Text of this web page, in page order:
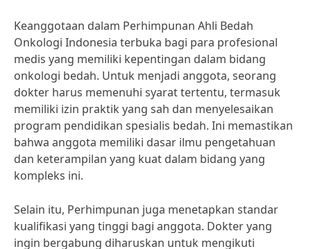
Keanggotaan dalam Perhimpunan Ahli Bedah
Onkologi Indonesia terbuka bagi para profesional
medis yang memiliki kepentingan dalam bidang
onkologi bedah. Untuk menjadi anggota, seorang
dokter harus memenuhi syarat tertentu, termasuk
memiliki izin praktik yang sah dan menyelesaikan
program pendidikan spesialis bedah. Ini memastikan
bahwa anggota memiliki dasar ilmu pengetahuan
dan keterampilan yang kuat dalam bidang yang
kompleks ini.
Selain itu, Perhimpunan juga menetapkan standar
kualifikasi yang tinggi bagi anggota. Dokter yang
ingin bergabung diharuskan untuk mengikuti